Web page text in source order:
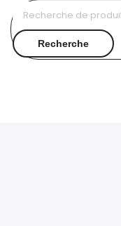
Recherche